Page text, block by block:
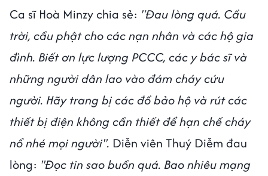
Ca sĩ Hoà Minzy chia sẻ: "Đau lòng quá. Cầu
trời, cầu phật cho các nạn nhân và các hộ gia
đình. Biết ơn lực lượng PCCC, các y bác sĩ và
những người dân lao vào đám cháy cứu
người. Hãy trang bị các đồ bảo hộ và rút các
thiết bị điện không cần thiết để hạn chế cháy
nổ nhé mọi người". Diễn viên Thuý Diễm đau
lòng: "Đọc tin sao buồn quá. Bao nhiêu mạng